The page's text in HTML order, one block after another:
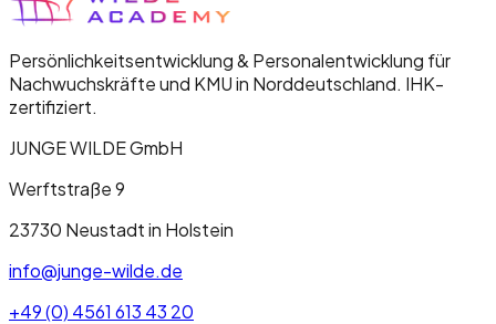
Persönlichkeitsentwicklung & Personalentwicklung für
Nachwuchskräfte und KMU in Norddeutschland. IHK-
zertifiziert.
JUNGE WILDE GmbH
Werftstraße 9
23730 Neustadt in Holstein
info@junge-wilde.de
+49 (0) 4561 613 43 20